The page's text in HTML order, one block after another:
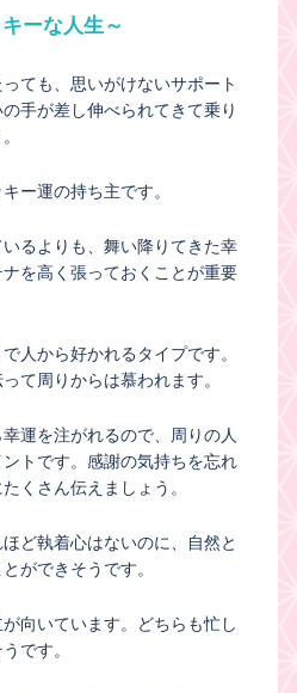
ーな人生～
ても、思いがけないサポート
手が差し伸べられてきて乗り
ー運の持ち主です。
るよりも、舞い降りてきた幸
を高く張っておくことが重要
人から好かれるタイプです。
て周りからは慕われます。
運を注がれるので、周りの人
トです。感謝の気持ちを忘れ
くさん伝えましょう。
ど執着心はないのに、自然と
ができそうです。
向いています。どちらも忙し
です。